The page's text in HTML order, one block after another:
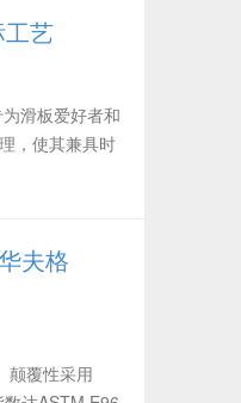
艺
滑板爱好者和
，使其兼具时
夫格
颠覆性采用